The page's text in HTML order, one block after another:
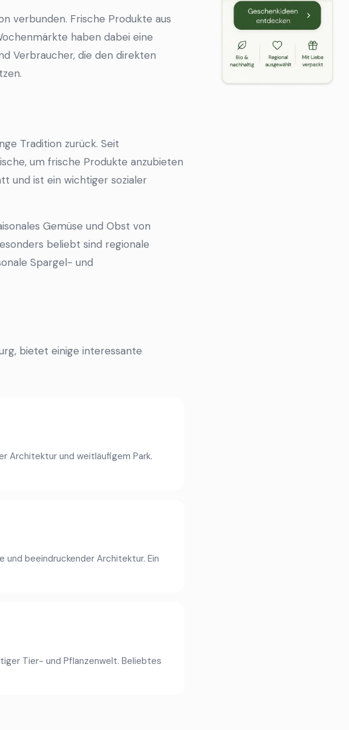
verbunden. Frische Produkte aus
haben dabei eine
Verbraucher, die den direkten
Tradition zurück. Seit
um frische Produkte anzubieten
und ist ein wichtiger sozialer
Gemüse und Obst von
beliebt sind regionale
Spargel- und
bietet einige interessante
Architektur und weitläufigem Park.
beeindruckender Architektur. Ein
Tier- und Pflanzenwelt. Beliebtes